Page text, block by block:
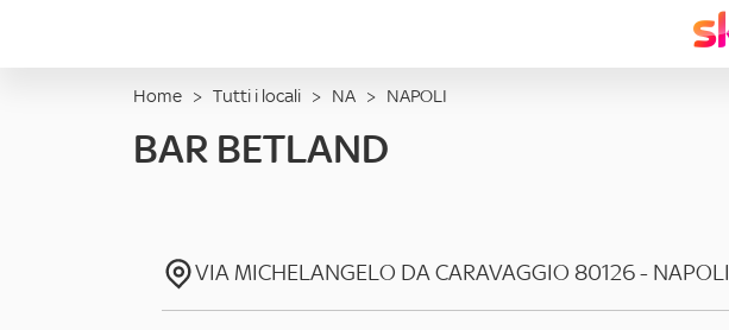
Home > Tutti i locali > NA > NAPOLI
BAR BETLAND
VIA MICHELANGELO DA CARAVAGGIO 80126- NAPOLI